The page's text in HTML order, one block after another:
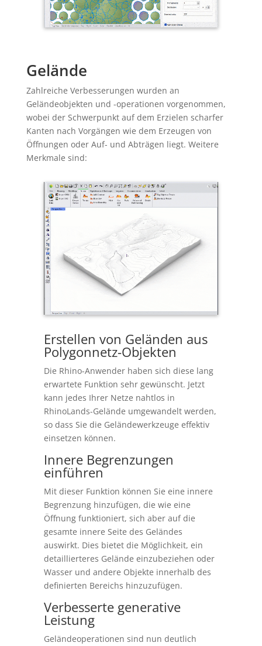
Gelände
Zahlreiche Verbesserungen wurden an
Geländeobjekten und -operationen vorgenommen,
wobei der Schwerpunkt auf dem Erzielen scharfer
Kanten nach Vorgängen wie dem Erzeugen von
Öffnungen oder Auf- und Abträgen liegt. Weitere
Merkmale sind:
Erstellen von Geländen aus
Polygonnetz-Objekten
Die Rhino-Anwender haben sich diese lang
erwartete Funktion sehr gewünscht. Jetzt
kann jedes Ihrer Netze nahtlos in
RhinoLands-Gelände umgewandelt werden,
so dass Sie die Geländewerkzeuge effektiv
einsetzen können.
Innere Begrenzungen
einführen
Mit dieser Funktion können Sie eine innere
Begrenzung hinzufügen, die wie eine
Öffnung funktioniert, sich aber auf die
gesamte innere Seite des Geländes
auswirkt. Dies bietet die Möglichkeit, ein
detaillierteres Gelände einzubeziehen oder
Wasser und andere Objekte innerhalb des
definierten Bereichs hinzuzufügen.
Verbesserte generative
Leistung
Geländeoperationen sind nun deutlich